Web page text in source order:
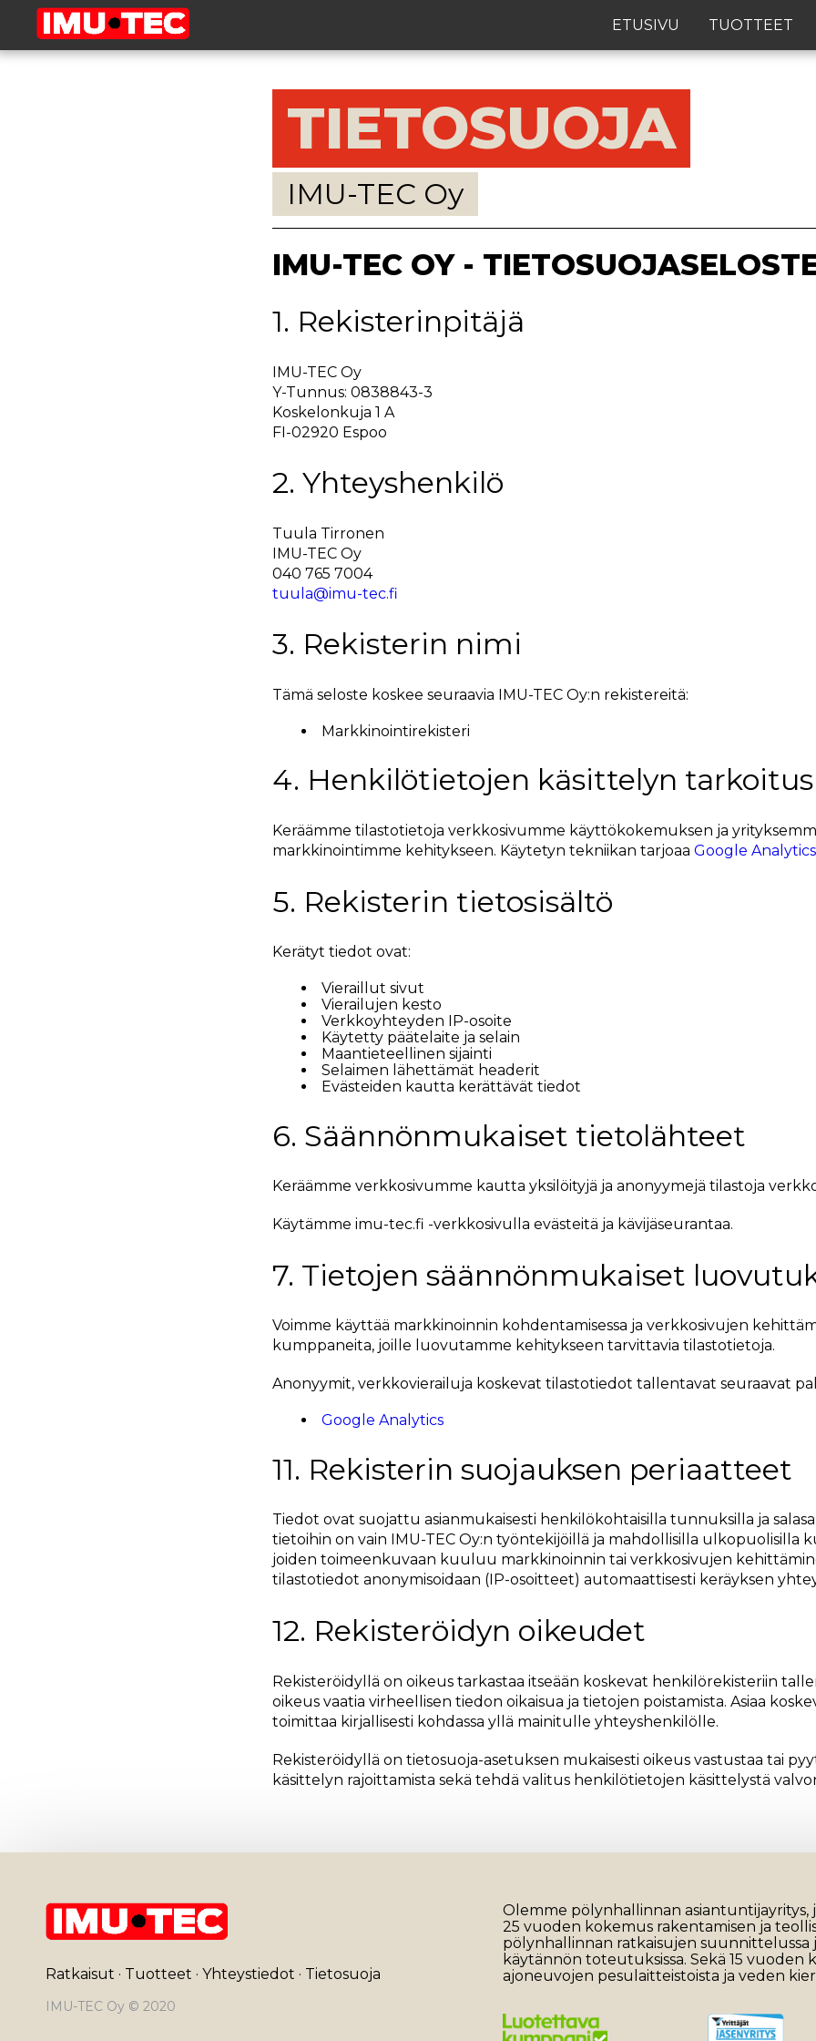
ETUSIVU TUOTTEET
TIETOSUOJA
IMU-TEC Oy
IMU-TEC OY -
1. Rekisterinpitäjä
IMU-TEC Oy
Y-Tunnus: 0838843-3
Koskelonkuja 1 A
FI-02920 Espoo
2. Yhteyshenkilö
Tuula Tirronen
IMU-TEC Oy
040 765 7004
tuula@imu-tec.fi
3. Rekisterin nimi
Tämä seloste koskee seuraavia IMU-TEC Oy:n rekistereitä:
Markkinointirekisteri
4. Henkilötietojen käsittelyn tarkoitus
Keräämme tilastotietoja verkkosivumme käyttökokemuksen ja
markkinointimme kehitykseen. Käytetyn tekniikan tarjoaa Google
5. Rekisterin tietosisältö
Kerätyt tiedot ovat:
Vieraillut sivut
Vierailujen kesto
Verkkoyhteyden IP-osoite
Käytetty päätelaite ja selain
Maantieteellinen sijainti
Selaimen lähettämät headerit
Evästeiden kautta kerättävät tiedot
6. Säännönmukaiset tietolähteet
Keräämme verkkosivumme kautta yksilöityjä ja anonyymejä tilastoja
Käytämme imu-tec.fi -verkkosivulla evästeitä ja kävijäseurantaa.
7. Tietojen säännönmukaiset
Voimme käyttää markkinoinnin kohdentamisessa ja verkkosivujen
kumppaneita, joille luovutamme kehitykseen tarvittavia tilastotietoja.
Anonyymit, verkkovierailuja koskevat tilastotiedot tallentavat seuraavat
Google Analytics
11. Rekisterin suojauksen periaatteet
Tiedot ovat suojattu asianmukaisesti henkilökohtaisilla tunnuksilla ja
tietoihin on vain IMU-TEC Oy:n työntekijöillä ja mahdollisilla ulkopuolisilla
joiden toimeenkuvaan kuuluu markkinoinnin tai verkkosivujen
tilastotiedot anonymisoidaan (IP-osoitteet) automaattisesti keräyksen
12. Rekisteröidyn oikeudet
Rekisteröidyllä on oikeus tarkastaa itseään koskevat henkilörekisteriin
oikeus vaatia virheellisen tiedon oikaisua ja tietojen poistamista. Asiaa
toimittaa kirjallisesti kohdassa yllä mainitulle yhteyshenkilölle.
Rekisteröidyllä on tietosuoja-asetuksen mukaisesti oikeus vastustaa tai
käsittelyn rajoittamista sekä tehdä valitus henkilötietojen käsittelystä
Ratkaisut · Tuotteet · Yhteystiedot · Tietosuoja
IMU-TEC Oy © 2020
Olemme pölynhallinnan asiantuntijayritys,
25 vuoden kokemus rakentamisen ja
pölynhallinnan ratkaisujen suunnittelussa
käytännön toteutuksissa. Sekä 15 vuoden
ajoneuvojen pesulaitteistoista ja veden